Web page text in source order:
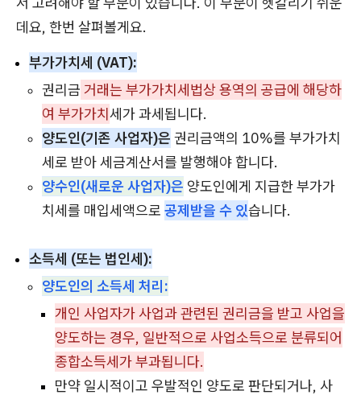
데요, 한번 살펴볼게요.
부가가치세 (VAT):
권리금 거래는 부가가치세법상 용역의 공급에 해당하
여 부가가치세가 과세됩니다.
양도인(기존 사업자)은 권리금액의 10%를 부가가치
세로 받아 세금계산서를 발행해야 합니다.
양수인(새로운 사업자)은 양도인에게 지급한 부가가
치세를 매입세액으로 공제받을 수 있습니다.
소득세 (또는 법인세):
양도인의 소득세 처리:
개인 사업자가 사업과 관련된 권리금을 받고 사업을
양도하는 경우, 일반적으로 사업소득으로 분류되어
종합소득세가 부과됩니다.
만약 일시적이고 우발적인 양도로 판단되거나, 사